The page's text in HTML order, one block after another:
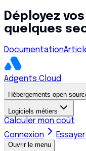
Déployez
quelques
Documentation
Adgents Cloud
Hébergements open
Logiciels métiers
Calculer mon coût
Connexion
Ouvrir le menu